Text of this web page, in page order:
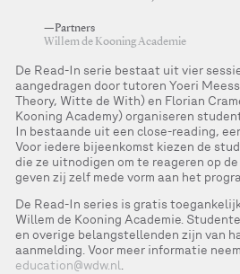
—Partners
Willem de Kooning Academie
De Read-In serie bestaat uit vier
aangedragen door tutoren Yoeri
Theory, Witte de With) en Florian
Kooning Academy) organiseren
In bestaande uit een close-reading,
Voor iedere bijeenkomst kiezen de
die ze uitnodigen om te reageren op
geven zij zelf mede vorm aan het
De Read-In series is gratis
Willem de Kooning Academie.
en overige belangstellenden zijn van
aanmelding. Voor meer informatie
education@wdw.nl.